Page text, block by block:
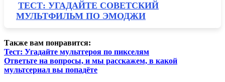
ТЕСТ: УГАДАЙТЕ СОВЕТСКИЙ
МУЛЬТФИЛЬМ ПО ЭМОДЖИ
Также вам понравится:
Тест: Угадайте мультгероя по пикселям
Ответьте на вопросы, и мы расскажем, в какой
мультсериал вы попадёте